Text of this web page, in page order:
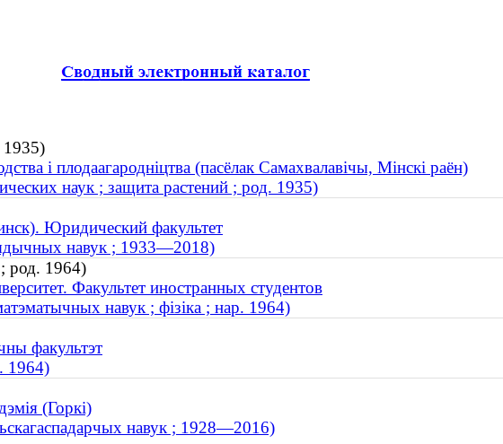
1935)
і плодаагародніцтва (пасёлак Самахвалавічы, Мінскі раён)
наук ; защита растений ; род. 1935)
Юридический факультет
навук ; 1933—2018)
род. 1964)
Факультет иностранных студентов
навук ; фізіка ; нар. 1964)
факультэт
1964)
(Горкі)
навук ; 1928—2016)